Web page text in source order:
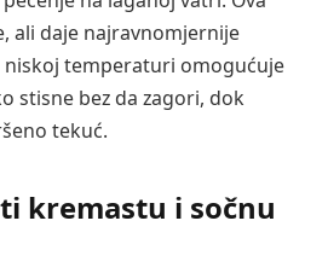
ali daje najravnomjernije
niskoj temperaturi omogućuje
stisne bez da zagori, dok
tekuć.
kremastu i sočnu